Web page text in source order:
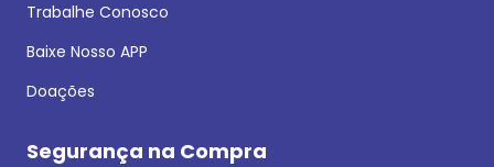
Trabalhe Conosco
Baixe Nosso APP
Doações
Segurança na Compra